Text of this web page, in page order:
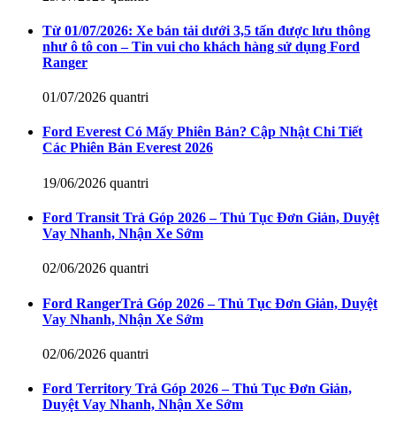
Từ 01/07/2026: Xe bán tải dưới 3,5 tấn được lưu thông
như ô tô con – Tin vui cho khách hàng sử dụng Ford
Ranger
01/07/2026 quantri
Ford Everest Có Mấy Phiên Bản? Cập Nhật Chi Tiết
Các Phiên Bản Everest 2026
19/06/2026 quantri
Ford Transit Trả Góp 2026 – Thủ Tục Đơn Giản, Duyệt
Vay Nhanh, Nhận Xe Sớm
02/06/2026 quantri
Ford RangerTrả Góp 2026 – Thủ Tục Đơn Giản, Duyệt
Vay Nhanh, Nhận Xe Sớm
02/06/2026 quantri
Ford Territory Trả Góp 2026 – Thủ Tục Đơn Giản,
Duyệt Vay Nhanh, Nhận Xe Sớm